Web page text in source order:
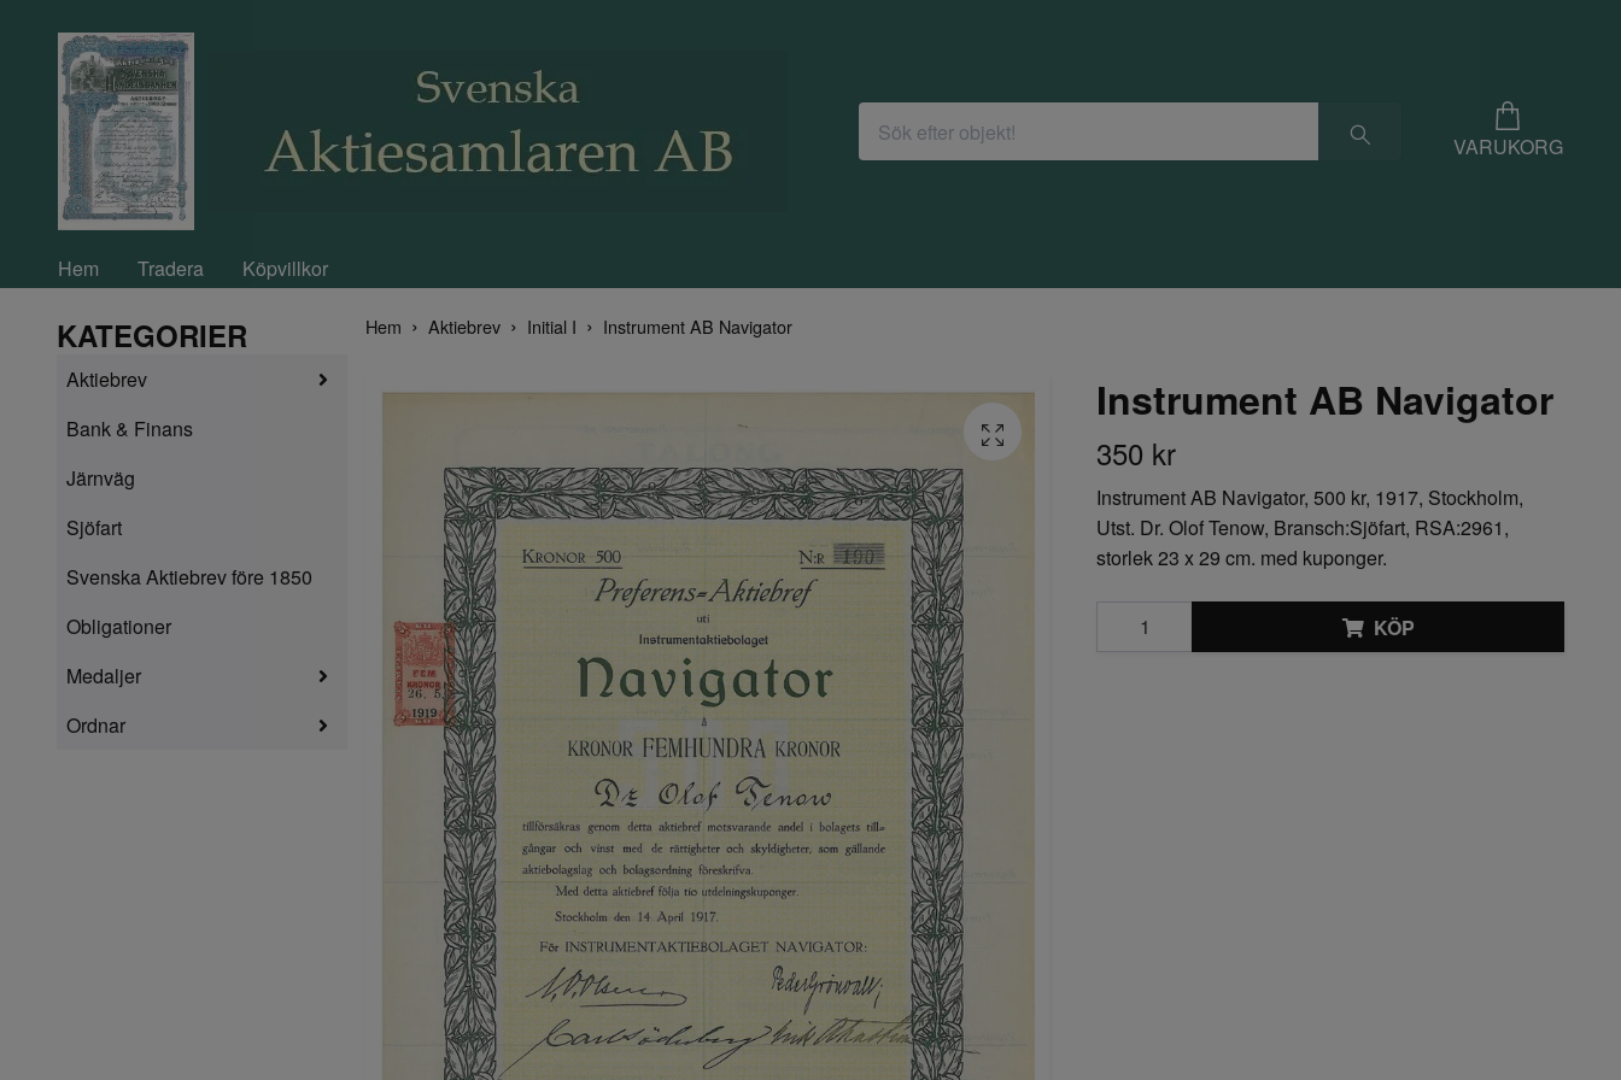
VARUKORG
Hem Tradera Köpvillkor
KATEGORIER
Aktiebrev
Bank & Finans
Järnväg
Sjöfart
Svenska Aktiebrev före 1850
Obligationer
Medaljer
Ordnar
Hem Aktiebrev Initial I Instrument AB Navigator
Instrument AB Navigator
350 kr
Instrument AB Navigator, 500 kr, 1917, Stockholm,
Utst. Dr. Olof Tenow, Bransch:Sjöfart, RSA:2961,
storlek 23 x 29 cm. med kuponger.
KÖP